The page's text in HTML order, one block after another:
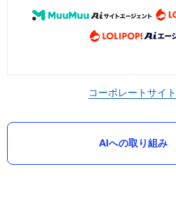
コーポレートサイト
AIへの取り組み